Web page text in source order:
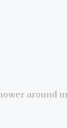
around